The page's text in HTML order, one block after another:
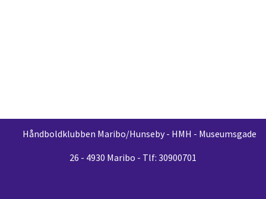
Håndboldklubben Maribo/Hunseby - HMH - Museumsgade
26 - 4930 Maribo - Tlf: 30900701